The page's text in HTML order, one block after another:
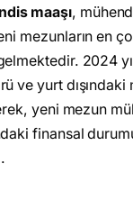
maaşı,
mezunların en
2024
ve yurt dışındaki
yeni mezun
finansal